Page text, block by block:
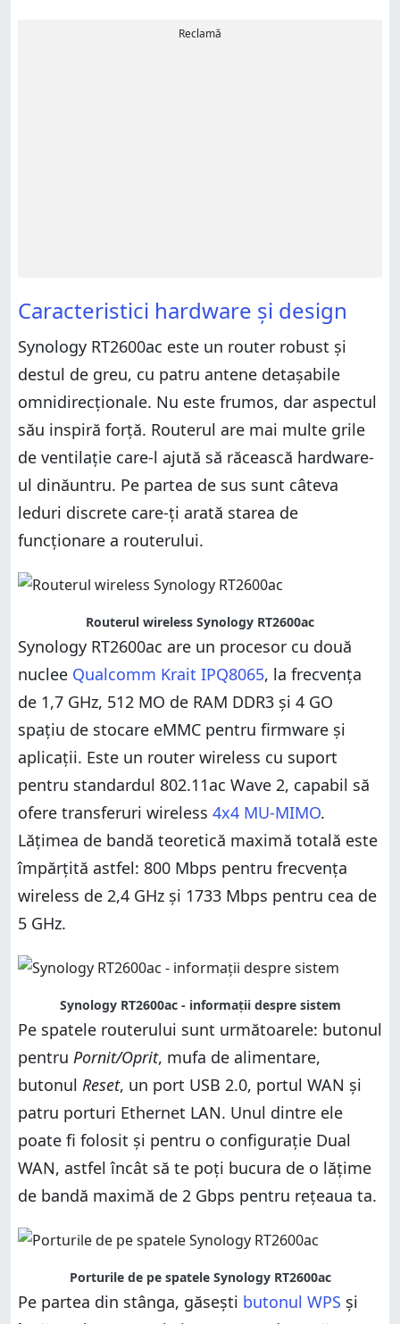
Reclamă
Caracteristici hardware și design
Synology RT2600ac este un router robust și
destul de greu, cu patru antene detașabile
omnidirecționale. Nu este frumos, dar aspectul
său inspiră forță. Routerul are mai multe grile
de ventilație care-l ajută să răcească hardware-
ul dinăuntru. Pe partea de sus sunt câteva
leduri discrete care-ți arată starea de
funcționare a routerului.
Routerul wireless Synology RT2600ac
Synology RT2600ac are un procesor cu două
nuclee Qualcomm Krait IPQ8065, la frecvența
de 1,7 GHz, 512 MO de RAM DDR3 și 4 GO
spațiu de stocare eMMC pentru firmware și
aplicații. Este un router wireless cu suport
pentru standardul 802.11ac Wave 2, capabil să
ofere transferuri wireless 4x4 MU-MIMO.
Lățimea de bandă teoretică maximă totală este
împărțită astfel: 800 Mbps pentru frecvența
wireless de 2,4 GHz și 1733 Mbps pentru cea de
5 GHz.
Synology RT2600ac - informații despre sistem
Pe spatele routerului sunt următoarele: butonul
pentru Pornit/Oprit, mufa de alimentare,
butonul Reset, un port USB 2.0, portul WAN și
patru porturi Ethernet LAN. Unul dintre ele
poate fi folosit și pentru o configurație Dual
WAN, astfel încât să te poți bucura de o lățime
de bandă maximă de 2 Gbps pentru rețeaua ta.
Porturile de pe spatele Synology RT2600ac
Pe partea din stânga, găsești butonul WPS și